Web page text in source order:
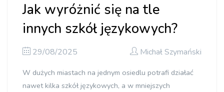
Jak wyróżnić się na tle
innych szkół językowych?
29/08/2025 Michał Szymański
W dużych miastach na jednym osiedlu potrafi działać
nawet kilka szkół językowych, a w mniejszych